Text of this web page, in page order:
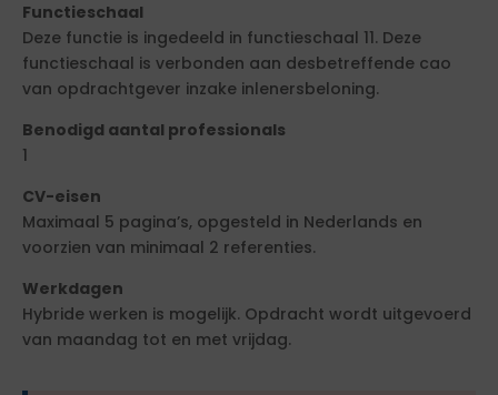
Functieschaal
Deze functie is ingedeeld in functieschaal 11. Deze
functieschaal is verbonden aan desbetreffende cao
van opdrachtgever inzake inlenersbeloning.
Benodigd aantal professionals
1
CV-eisen
Maximaal 5 pagina’s, opgesteld in Nederlands en
voorzien van minimaal 2 referenties.
Werkdagen
Hybride werken is mogelijk. Opdracht wordt uitgevoerd
van maandag tot en met vrijdag.